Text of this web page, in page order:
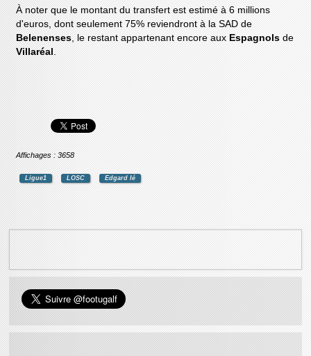
À noter que le montant du transfert est estimé à 6 millions
d'euros, dont seulement 75% reviendront à la SAD de
Belenenses, le restant appartenant encore aux Espagnols de
Villaréal.
Affichages : 3658
Ligue1 LOSC Edgard Ié